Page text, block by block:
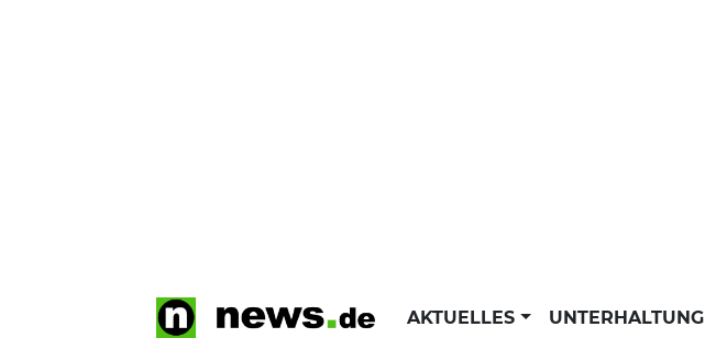
AKTUELLES UNTERHALTUNG